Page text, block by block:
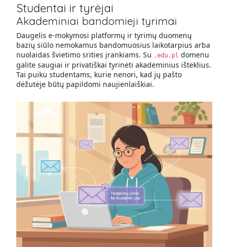
Studentai ir tyrėjai
Akademiniai bandomieji tyrimai
Daugelis e-mokymosi platformų ir tyrimų duomenų
bazių siūlo nemokamus bandomuosius laikotarpius arba
nuolaidas švietimo srities įrankiams. Su .edu.pl domenu
galite saugiai ir privatiškai tyrinėti akademinius išteklius.
Tai puiku studentams, kurie nenori, kad jų pašto
dėžutėje būtų papildomi naujienlaiškiai.